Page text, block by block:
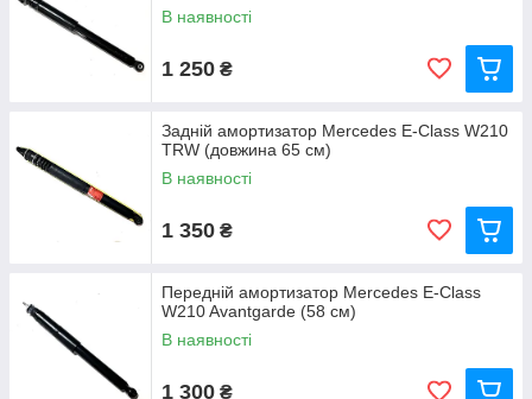
В наявності
1 250 ₴
Задній амортизатор Mercedes E-Class W210
TRW (довжина 65 см)
В наявності
1 350 ₴
Передній амортизатор Mercedes E-Class
W210 Avantgarde (58 см)
В наявності
1 300 ₴